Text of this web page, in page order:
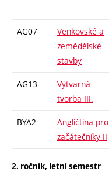
AG07
Venkovské a
zemědělské
stavby
AG13
Výtvarná
tvorba III.
BYA2
Angličtina pro
začátečníky II
2. ročník, letní semestr